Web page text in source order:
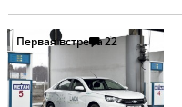
Первая встреча22